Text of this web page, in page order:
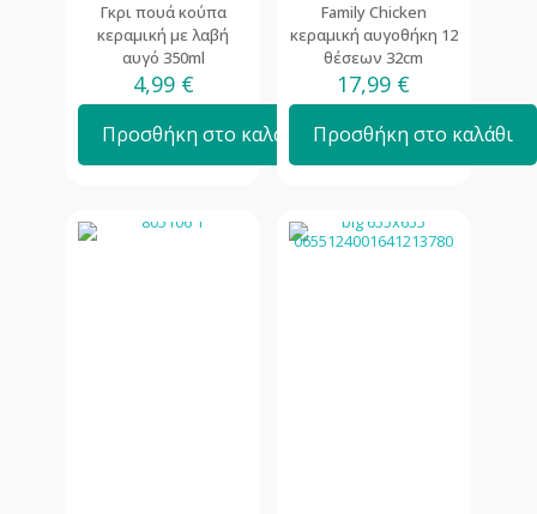
Γκρι πουά κούπα
κεραμική με λαβή
αυγό 350ml
4,99 €
Προσθήκη στο καλάθι
Family Chicken
κεραμική αυγοθήκη 12
θέσεων 32cm
17,99 €
Προσθήκη στο καλάθι